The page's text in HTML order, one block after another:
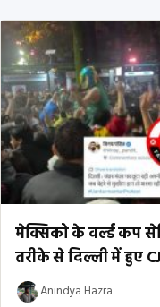
मेक्सिको के वर्ल्ड कप
तरीके से दिल्ली में हुए
Anindya Hazra